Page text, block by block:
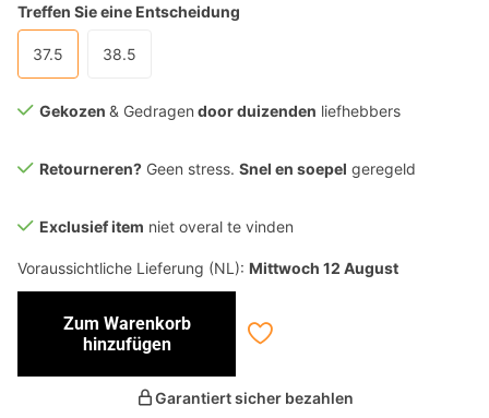
Treffen Sie eine Entscheidung
37.5 38.5
Gekozen & Gedragen door duizenden liefhebbers
Retourneren? Geen stress. Snel en soepel geregeld
Exclusief item niet overal te vinden
Voraussichtliche Lieferung (NL): Mittwoch 12 August
Zum Warenkorb
hinzufügen
Garantiert sicher bezahlen